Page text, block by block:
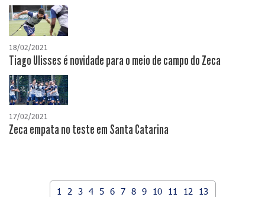
18/02/2021
Tiago Ulisses é novidade para o meio de campo do Zeca
17/02/2021
Zeca empata no teste em Santa Catarina
1 2 3 4 5 6 7 8 9 10 11 12
13